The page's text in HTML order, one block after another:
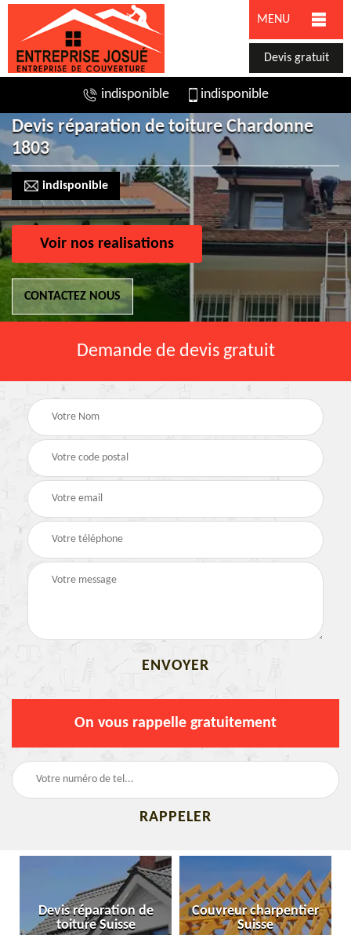
MENU
Devis gratuit
indisponible indisponible
Devis réparation de toiture Chardonne
1803
indisponible
Voir nos realisations
CONTACTEZ NOUS
Demande de devis gratuit
On vous rappelle gratuitement
Devis réparation de
toiture Suisse
Couvreur charpentier
Suisse